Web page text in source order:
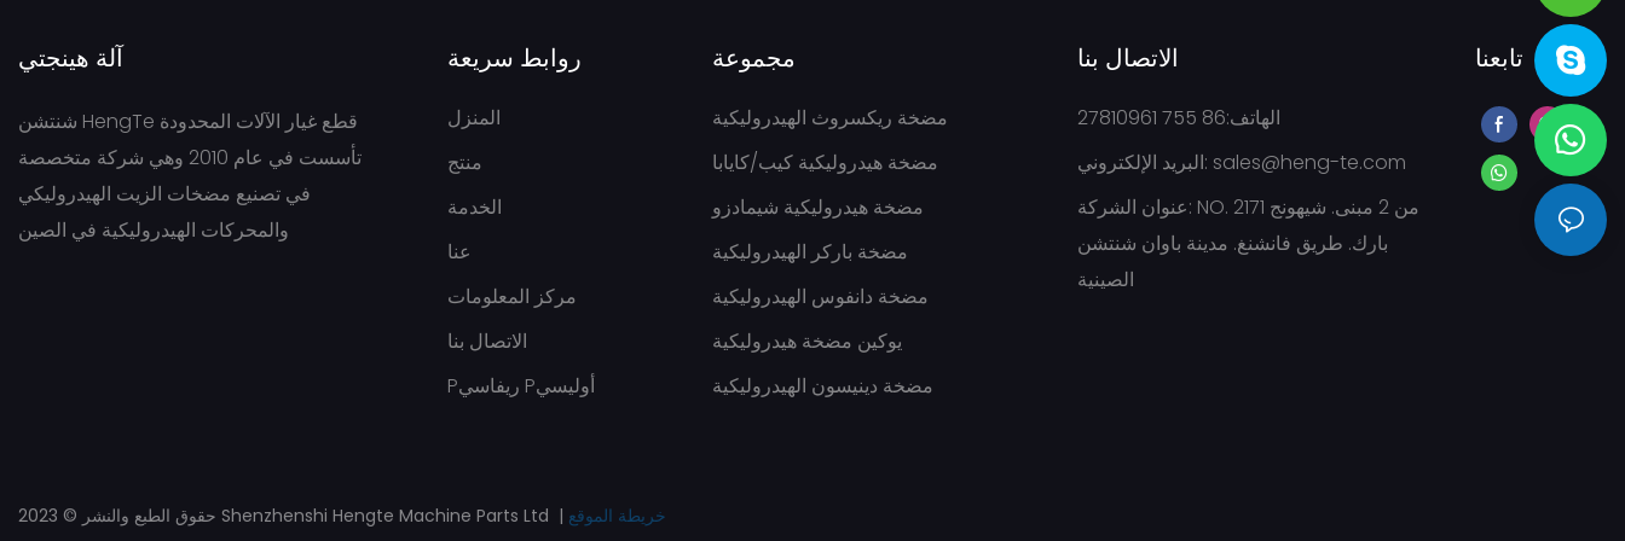
آلة هينجتي
شنتشن HengTe قطع غيار الآلات المحدودة
تأسست في عام 2010 وهي شركة متخصصة
في تصنيع مضخات الزيت الهيدروليكي
روابط سريعة
المنزل
منتج
الخدمة
عنا
مركز المعلومات
الاتصال بنا
Pريفاسي Pأوليسي
مجموعة
مضخة ريكسروث الهيدروليكية
مضخة هيدروليكية كيب/كايابا
مضخة هيدروليكية شيمادزو
مضخة باركر الهيدروليكية
مضخة دانفوس الهيدروليكية
يوكين مضخة هيدروليكية
مضخة دينيسون الهيدروليكية
الاتصال بنا
الهاتف:86 755 27810961
البريد الإلكتروني: sales@heng-te.com
عنوان الشركة: NO. 2171 من 2 مبنى. شيهونج
بارك. طريق فانشنغ. مدينة باوان شنتشن
الصينية
تابعنا
حقوق الطبع والنشر © 2023 Shenzhenshi Hengte Machine Parts Ltd | خريطة الموقع